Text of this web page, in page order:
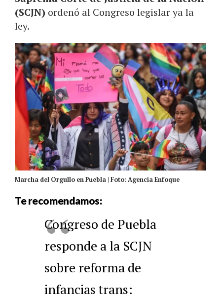
(SCJN) ordenó al Congreso legislar ya la
ley.
Marcha del Orgullo en Puebla | Foto: Agencia Enfoque
Te recomendamos:
Congreso de Puebla
responde a la SCJN
sobre reforma de
infancias trans: